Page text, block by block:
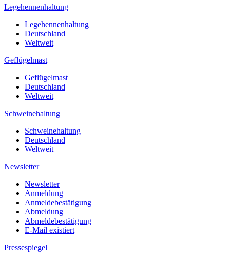
Legehennenhaltung
Legehennenhaltung
Deutschland
Weltweit
Geflügelmast
Geflügelmast
Deutschland
Weltweit
Schweinehaltung
Schweinehaltung
Deutschland
Weltweit
Newsletter
Newsletter
Anmeldung
Anmeldebestätigung
Abmeldung
Abmeldebestätigung
E-Mail existiert
Pressespiegel